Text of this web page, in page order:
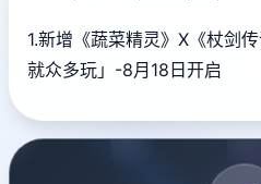
1.新增《蔬菜精灵》X《杖剑
就众多玩」-8月18日开启